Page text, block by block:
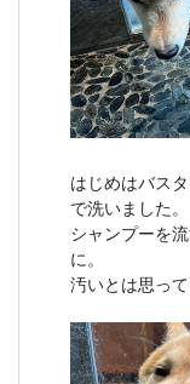
はじめはバス
で洗いました。
シャンプーを
に。
汚いとは思っ